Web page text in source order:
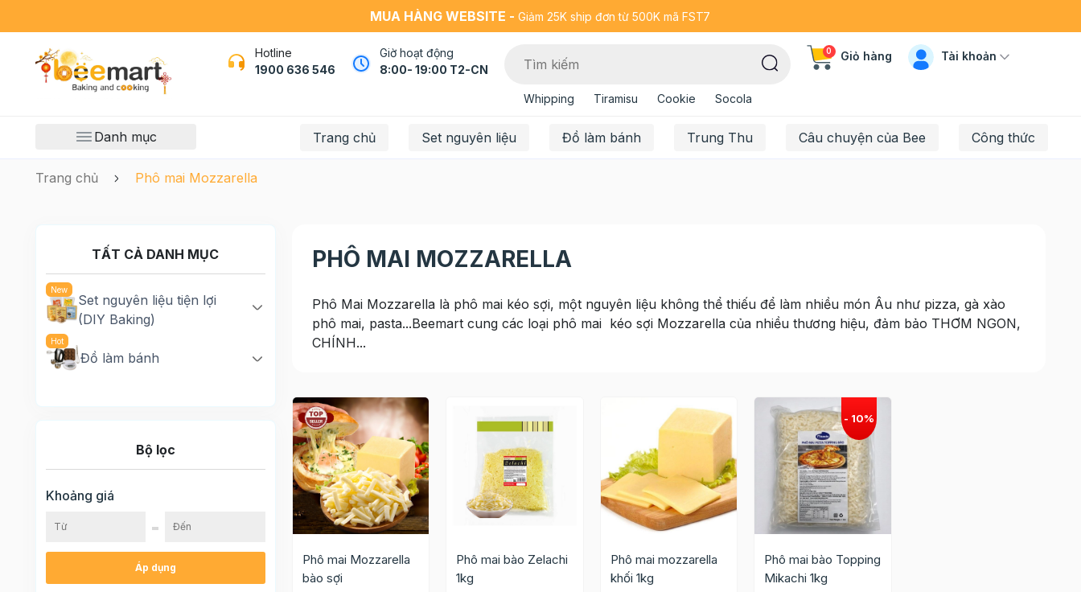
MUA HÀNG WEBSITE - Giảm 25K ship đơn từ 500K mã FST7
Hotline
1900 636 546
Giờ hoạt động
8:00- 19:00 T2-CN
Whipping Tiramisu Cookie Socola
0 Giỏ hàng Tài khoản
Danh mục Trang chủ Set nguyên liệu Đồ làm bánh Trung Thu Câu chuyện của Bee Công thức
Trang chủ Phô mai Mozzarella
TẤT CẢ DANH MỤC
Set nguyên liệu tiện lợi
(DIY Baking)
Đồ làm bánh
Bộ lọc
Khoảng giá
Áp dụng
PHÔ MAI MOZZARELLA
Phô Mai Mozzarella là phô mai kéo sợi, một nguyên liệu không thể thiếu để làm nhiều món Âu như pizza, gà xào
phô mai, pasta...Beemart cung các loại phô mai kéo sợi Mozzarella của nhiều thương hiệu, đảm bảo THƠM NGON,
CHÍNH...
Phô mai Mozzarella
bào sợi
Phô mai bào Zelachi
1kg
Phô mai mozzarella
khối 1kg
Phô mai bào Topping
Mikachi 1kg